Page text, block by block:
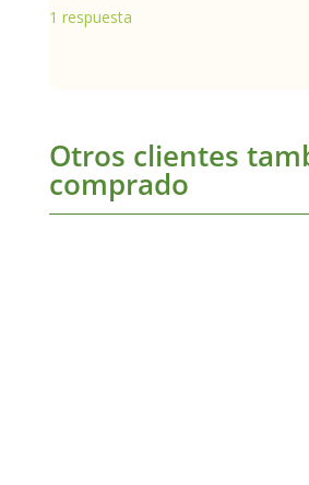
1 respuesta
Otros clientes
comprado